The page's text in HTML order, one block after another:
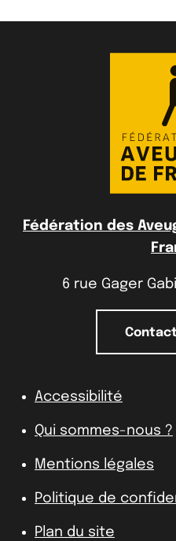
Fédération des
6 rue Gager
Accessibilité
Qui sommes-nous ?
Mentions légales
Politique de
Plan du site